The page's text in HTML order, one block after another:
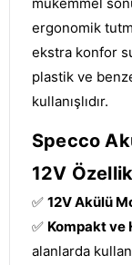
ergonomik
ekstra konfor
plastik ve
kullanışlıdır.
Specco
12V
✅ 12V Akülü
✅ Kompakt ve
alanlarda